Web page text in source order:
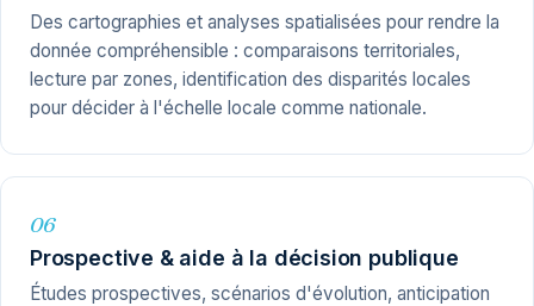
Des cartographies et analyses spatialisées pour rendre la
donnée compréhensible : comparaisons territoriales,
lecture par zones, identification des disparités locales
pour décider à l'échelle locale comme nationale.
06
Prospective & aide à la décision publique
Études prospectives, scénarios d'évolution, anticipation